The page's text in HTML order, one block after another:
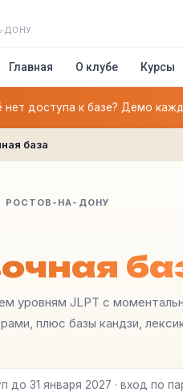
ДОНУ
Главная О клубе Курсы
нет доступа к базе? Демо
база
РОСТОВ-НА-ДОНУ
уровням JLPT с
плюс базы кандзи,
до 31 января 2027 · вход по